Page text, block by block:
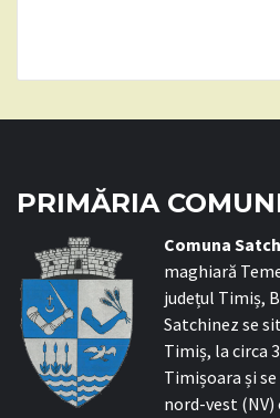
PRIMĂRIA
Comuna
maghiară
județul Timiș,
Satchinez se
Timiș, la circa
Timișoara și
nord-vest (NV)